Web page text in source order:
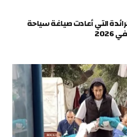
التي أعادت صياغة سياحة